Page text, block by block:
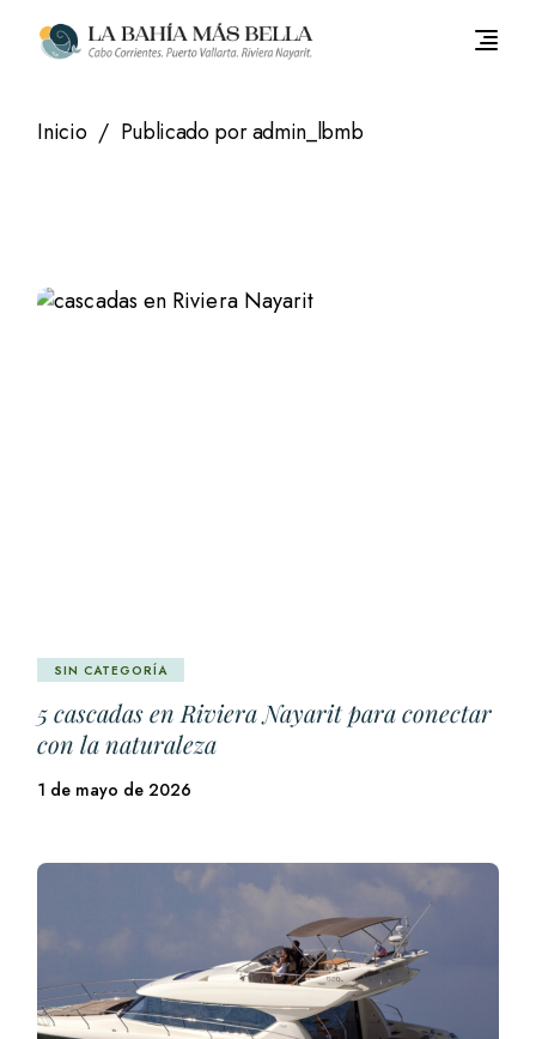
contenido
Inicio Publicado por admin_lbmb
SIN CATEGORÍA
5 cascadas en Riviera Nayarit para conectar
con la naturaleza
1 de mayo de 2026